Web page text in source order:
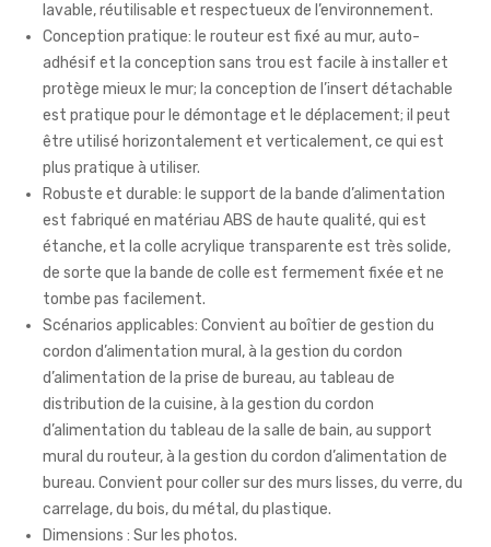
lavable, réutilisable et respectueux de l’environnement.
Conception pratique: le routeur est fixé au mur, auto-
adhésif et la conception sans trou est facile à installer et
protège mieux le mur; la conception de l’insert détachable
est pratique pour le démontage et le déplacement; il peut
être utilisé horizontalement et verticalement, ce qui est
plus pratique à utiliser.
Robuste et durable: le support de la bande d’alimentation
est fabriqué en matériau ABS de haute qualité, qui est
étanche, et la colle acrylique transparente est très solide,
de sorte que la bande de colle est fermement fixée et ne
tombe pas facilement.
Scénarios applicables: Convient au boîtier de gestion du
cordon d’alimentation mural, à la gestion du cordon
d’alimentation de la prise de bureau, au tableau de
distribution de la cuisine, à la gestion du cordon
d’alimentation du tableau de la salle de bain, au support
mural du routeur, à la gestion du cordon d’alimentation de
bureau. Convient pour coller sur des murs lisses, du verre, du
carrelage, du bois, du métal, du plastique.
Dimensions : Sur les photos.